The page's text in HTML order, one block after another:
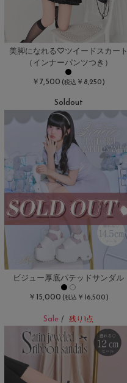
美脚になれる♡ツイードスカート
（インナーパンツつき）
￥7,500 (税込 ￥8,250)
Soldout
ビジュー厚底パテッドサンダル
￥15,000 (税込 ￥16,500)
Sale / 残り1点